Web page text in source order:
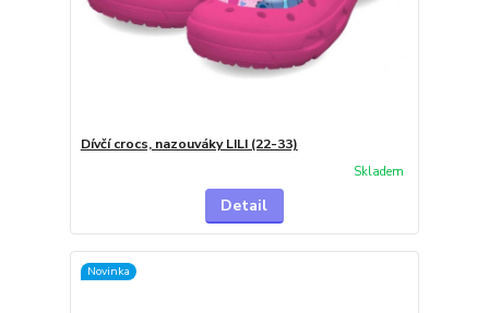
Dívčí crocs, nazouváky LILI (22-33)
Skladem
Detail
Novinka